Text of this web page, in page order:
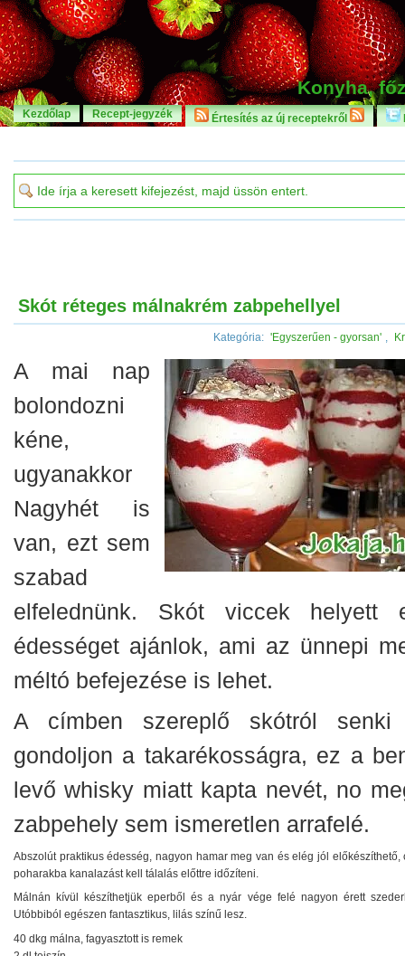
Konyha,
Kezdőlap Recept-jegyzék Értesítés az új receptekről
Skót réteges málnakrém zabpehellyel
Kategória: 'Egyszerűen - gyorsan' ,
A mai nap
bolondozni
kéne,
ugyanakkor
Nagyhét is
van, ezt sem
szabad
elfelednünk. Skót viccek helyett
édességet ajánlok, ami az ünnepi
méltó befejezése is lehet.
A címben szereplő skótról senki
gondoljon a takarékosságra, ez a
levő whisky miatt kapta nevét, no
zabpehely sem ismeretlen arrafelé.
Abszolút praktikus édesség, nagyon hamar meg van és elég jól előkészíthető,
poharakba kanalazást kell tálalás előttre időzíteni.
Málnán kívül készíthetjük eperből és a nyár vége felé nagyon érett
Utóbbiból egészen fantasztikus, lilás színű lesz.
40 dkg málna, fagyasztott is remek